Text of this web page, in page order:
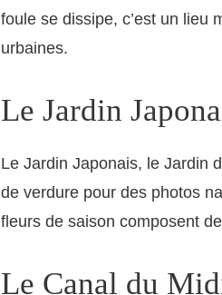
foule se dissipe, c’est un lieu
urbaines.
Le Jardin
Le Jardin Japonais, le Jardin
de verdure pour des photos
fleurs de saison composent
Le Canal du